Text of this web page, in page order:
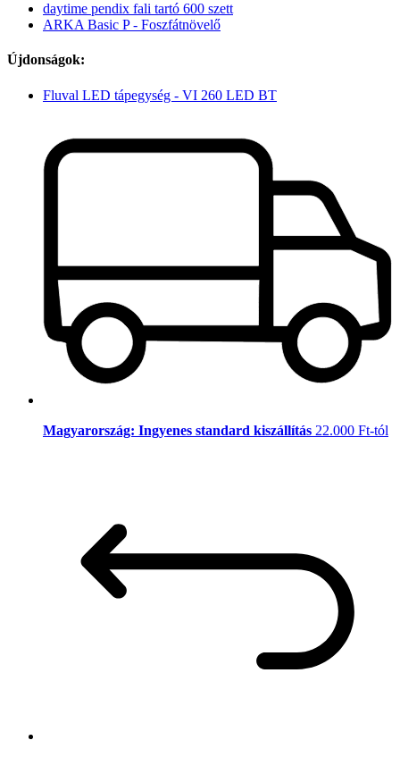
daytime pendix fali tartó 600 szett
ARKA Basic P - Foszfátnövelő
Újdonságok:
Fluval LED tápegység - VI 260 LED BT
Magyarország: Ingyenes standard kiszállítás 22.000 Ft-tól